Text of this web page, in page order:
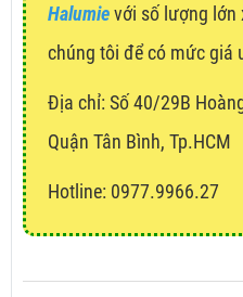
Halumievới số lượng lớn
chúng tôi để có mức giá
Địa chỉ: Số 40/29B
Quận Tân Bình, Tp.HCM
Hotline: 0977.9966.27